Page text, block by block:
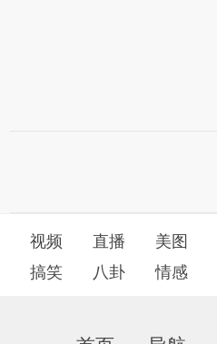
视频 直播 美图
搞笑
八卦 情感